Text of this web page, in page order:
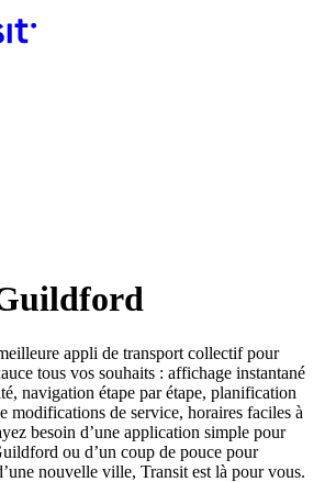
appli de transport collectif pour
tous vos souhaits : affichage instantané
navigation étape par étape, planification
modifications de service, horaires faciles à
besoin d’une application simple pour
ou d’un coup de pouce pour
nouvelle ville, Transit est là pour vous.